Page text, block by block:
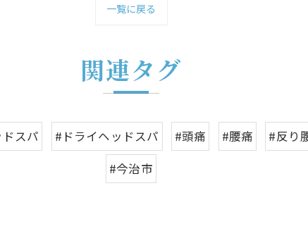
一覧に戻る
関連タグ
スパ #ドライヘッドスパ #頭痛 #腰痛 #反り
#今治市